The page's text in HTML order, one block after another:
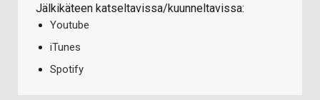
Jälkikäteen katseltavissa/kuunneltavissa:
Youtube
iTunes
Spotify